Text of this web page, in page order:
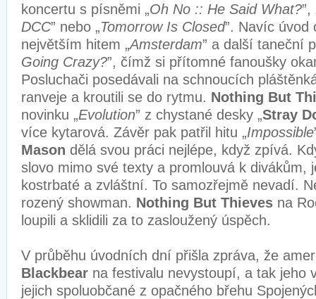
koncertu s písněmi „Oh No :: He Said What?”,
DCC” nebo „Tomorrow Is Closed”. Navíc úvod
největším hitem „Amsterdam” a další taneční
Going Crazy?”, čímž si přítomné fanoušky
Posluchači posedávali na schnoucích
ranveje a kroutili se do rytmu. Nothing But
novinku „Evolution” z chystané desky „Stray
více kytarová. Závěr pak patřil hitu „Impossible
Mason dělá svou práci nejlépe, když zpívá.
slovo mimo své texty a promlouvá k divákům,
kostrbaté a zvláštní. To samozřejmě nevadí.
rozený showman. Nothing But Thieves na
loupili a sklidili za to zasloužený úspěch.
V průběhu úvodních dní přišla zpráva, že
Blackbear na festivalu nevystoupí, a tak jeho
jejich spoluobčané z opačného břehu